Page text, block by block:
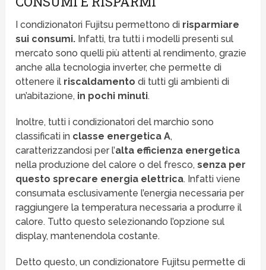
I condizionatori Fujitsu permettono di risparmiare
sui consumi. Infatti, tra tutti i modelli presenti sul
mercato sono quelli più attenti al rendimento, grazie
anche alla tecnologia inverter, che permette di
ottenere il riscaldamento di tutti gli ambienti di
un’abitazione, in pochi minuti.
Inoltre, tutti i condizionatori del marchio sono
classificati in classe energetica A,
caratterizzandosi per l’alta efficienza energetica
nella produzione del calore o del fresco,senza per
questo sprecare energia elettrica. Infatti viene
consumata esclusivamente l’energia necessaria per
raggiungere la temperatura necessaria a produrre il
calore. Tutto questo selezionando l’opzione sul
display, mantenendola costante.
Detto questo, un condizionatore Fujitsu permette di